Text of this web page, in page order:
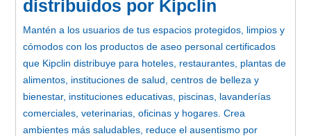
distribuidos por Kipclin
Mantén a los usuarios de tus espacios protegidos, limpios y
cómodos con los productos de aseo personal certificados
que Kipclin distribuye para hoteles, restaurantes, plantas de
alimentos, instituciones de salud, centros de belleza y
bienestar, instituciones educativas, piscinas, lavanderías
comerciales, veterinarias, oficinas y hogares. Crea
ambientes más saludables, reduce el ausentismo por